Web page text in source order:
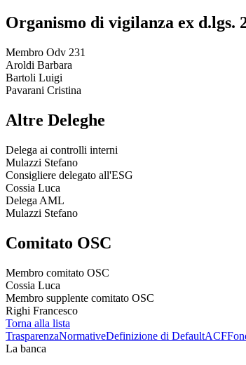
Organismo di vigilanza ex d.lgs.
Membro Odv 231
Aroldi Barbara
Bartoli Luigi
Pavarani Cristina
Altre Deleghe
Delega ai controlli interni
Mulazzi Stefano
Consigliere delegato all'ESG
Cossia Luca
Delega AML
Mulazzi Stefano
Comitato OSC
Membro comitato OSC
Cossia Luca
Membro supplente comitato OSC
Righi Francesco
Torna alla lista
TrasparenzaNormativeDefinizione di DefaultACF
La banca